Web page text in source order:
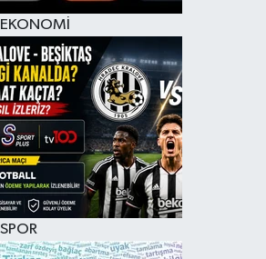
EKONOMİ
SPOR